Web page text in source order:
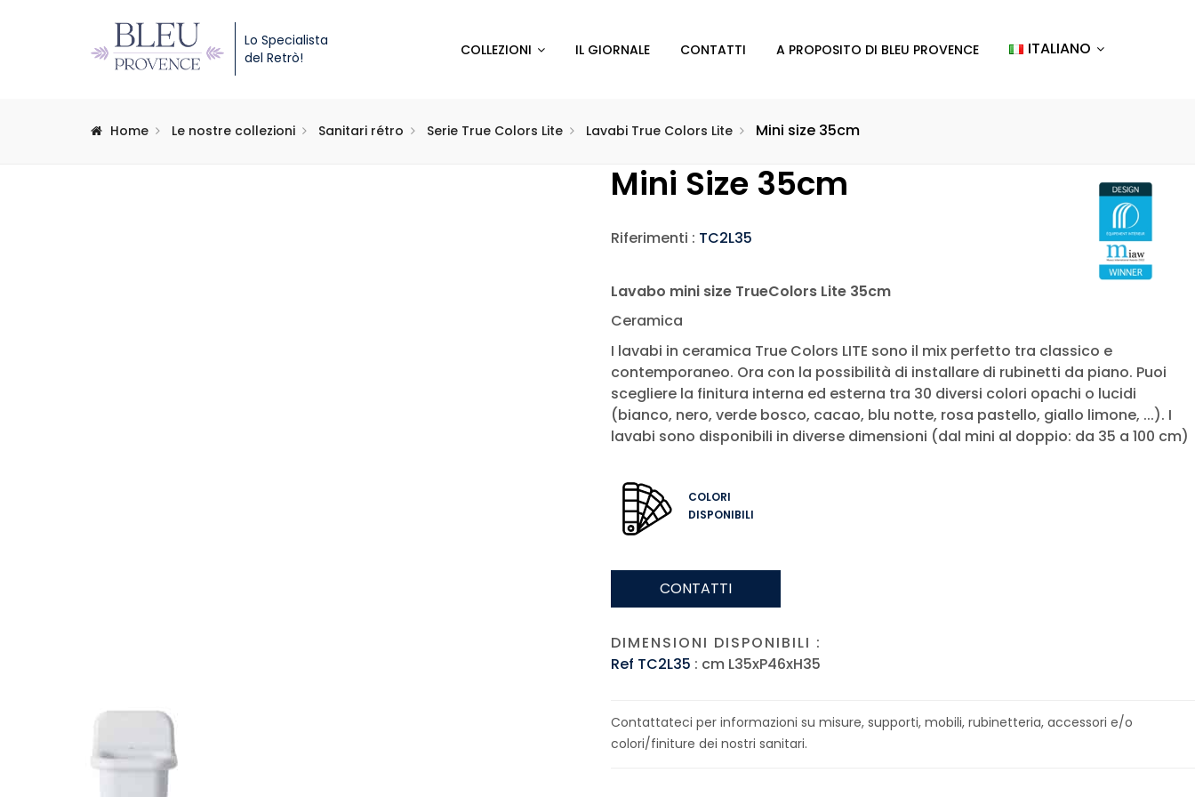
Lo Specialista
del Retrò!
COLLEZIONI IL GIORNALE CONTATTI A PROPOSITO DI BLEU PROVENCE ITALIANO
Home Le nostre collezioni Sanitari rétro Serie True Colors Lite Lavabi True Colors Lite Mini size 35cm
Mini Size 35cm
Riferimenti : TC2L35
Lavabo mini size TrueColors Lite 35cm
Ceramica
I lavabi in ceramica True Colors LITE sono il mix perfetto tra classico e
contemporaneo. Ora con la possibilità di installare di rubinetti da piano. Puoi
scegliere la finitura interna ed esterna tra 30 diversi colori opachi o lucidi
(bianco, nero, verde bosco, cacao, blu notte, rosa pastello, giallo limone, ...). I
lavabi sono disponibili in diverse dimensioni (dal mini al doppio: da 35 a 100 cm)
COLORI
DISPONIBILI
CONTATTI
DIMENSIONI DISPONIBILI :
Ref TC2L35 : cm L35xP46xH35
Contattateci per informazioni su misure, supporti, mobili, rubinetteria, accessori e/o
colori/finiture dei nostri sanitari.